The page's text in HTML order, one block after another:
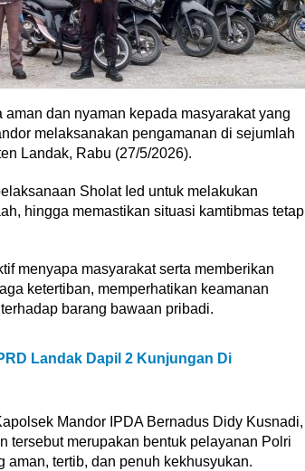
dan nyaman kepada masyarakat yang
melaksanakan pengamanan di sejumlah
Landak, Rabu (27/5/2026).
Sholat Ied untuk melakukan
hingga memastikan situasi kamtibmas tetap
menyapa masyarakat serta memberikan
ketertiban, memperhatikan keamanan
barang bawaan pribadi.
Landak Dapil 2 Kunjungan Di
Mandor IPDA Bernadus Didy Kusnadi,
tersebut merupakan bentuk pelayanan Polri
tertib, dan penuh kekhusyukan.